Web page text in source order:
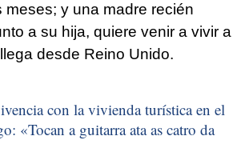
meses; y una madre recién
a su hija, quiere venir a vivir a
desde Reino Unido.
con la vivienda turística en el
«Tocan a guitarra ata as catro da